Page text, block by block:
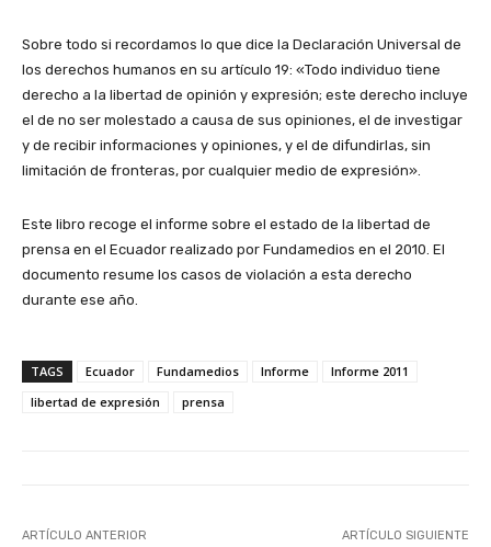
Sobre todo si recordamos lo que dice la Declaración Universal de
los derechos humanos en su artículo 19: «Todo individuo tiene
derecho a la libertad de opinión y expresión; este derecho incluye
el de no ser molestado a causa de sus opiniones, el de investigar
y de recibir informaciones y opiniones, y el de difundirlas, sin
limitación de fronteras, por cualquier medio de expresión».
Este libro recoge el informe sobre el estado de la libertad de
prensa en el Ecuador realizado por Fundamedios en el 2010. El
documento resume los casos de violación a esta derecho
durante ese año.
TAGS Ecuador Fundamedios Informe
Informe 2011
libertad de expresión
prensa
ARTÍCULO ANTERIOR ARTÍCULO SIGUIENTE